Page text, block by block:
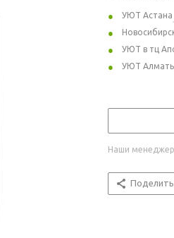
УЮТ Астана
УЮТ в тц
УЮТ
Наши